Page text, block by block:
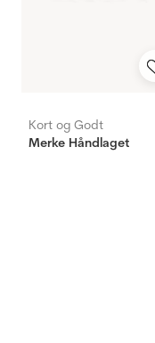
Kort og Godt
Merke Håndlaget